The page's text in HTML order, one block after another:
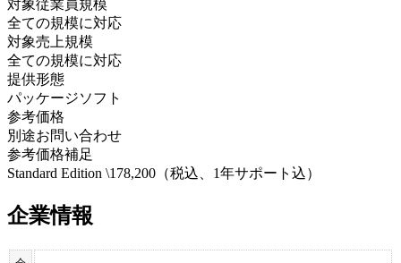
対象従業員規模
全ての規模に対応
対象売上規模
全ての規模に対応
提供形態
パッケージソフト
参考価格
別途お問い合わせ
参考価格補足
Standard Edition \178,200（税込、1年サポート込）
企業情報